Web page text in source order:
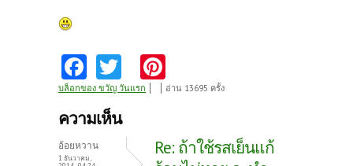
Fa
ce
b
o
w
itt
er
nt
es
บล็อกของ ขวัญ วันแรก อ่าน 13695 ครั้ง
ความเห็น
อ้อยหวาน
1 ธันวาคม,
Re: ถ้าใช้รสเย็นแก้